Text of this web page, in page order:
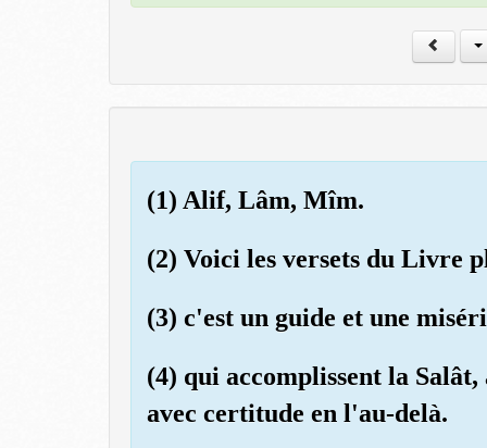
(1) Alif, Lâm, Mîm.
(2) Voici les versets du Livre
(3) c'est un guide et une
(4) qui accomplissent la
avec certitude en l'au-delà.